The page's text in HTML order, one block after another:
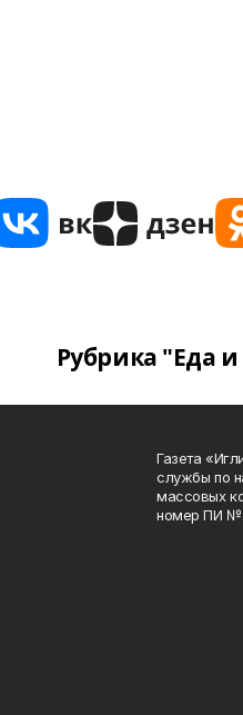
Рубрика "Еда
Газета
службы по
массовых
номер ПИ №